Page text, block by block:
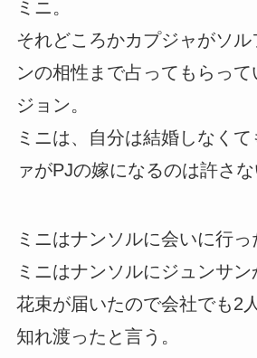
ミニ。
それどころかカプジャがソ
ンの相性まで占ってもらって
ジョン。
ミニは、自分は結婚しなく
ァがPJの嫁になるのは許さな
ミニはナンソルに会いに行っ
ミニはナンソルにジュンサ
花束が届いたので会社でも2
知れ渡ったと言う。